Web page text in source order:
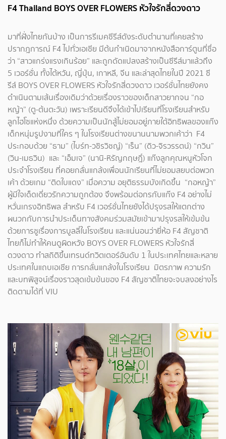
F4 Thailand BOYS OVER FLOWERS หัวใจรักสี่ดวงดาว
มาที่ฝั่งไทยกันบ้าง เป็นการรีเมคซีรีส์ดังระดับตำนานที่เคยสร้าง
ปรากฎการณ์ F4 ไปทั่วเอเชีย มีต้นกำเนิดมาจากหนังสือการ์ตูนที่ชื่อ
ว่า “สาวแกร่งแรงเกินร้อย” และถูกดัดแปลงสร้างเป็นซีรีส์มาแล้วถึง
5 เวอร์ชั่น ทั้งไต้หวัน, ญี่ปุ่น, เกาหลี, จีน และล่าสุดไทยในปี 2021 ซี
รีส์ BOYS OVER FLOWERS หัวใจรักสี่ดวงดาว เวอร์ชั่นไทยยังคง
ดำเนินตามเส้นเรื่องเดิมว่าด้วยเรื่องราวของเด็กสาวยากจน “กอ
หญ้า” (ตู-ต้นตะวัน) เพราะเรียนดีจึงได้เข้าไปเรียนที่โรงเรียนสำหรับ
ลูกไฮโซแห่งหนึ่ง ด้วยความเป็นนักสู้ไม่ยอมอยู่ภายใต้อิทธิพลของแก๊ง
เด็กหนุ่มรูปงามที่ใคร ๆ ในโรงเรียนต่างขนานนามพวกเค้าว่า F4
ประกอบด้วย “ธาม” (ไบร์ท-วชิรวิชญ์) “เร็น” (ดิว-จิรวรรตน์) “กวิน”
(วิน-เมธวิน) และ “เอ็มเจ” (นานิ-หิรัญกฤษฎิ์) แก๊งลูกคุณหนูหัวโจก
ประจำโรงเรียน ที่คอยกลั่นแกล้งเพื่อนนักเรียนที่ไม่ยอมสยบต่อพวก
เค้า ด้วยเกม “ติดใบแดง” เมื่อความ อยุติธรรมบังเกิดขึ้น “กอหญ้า”
ผู้มีใจเด็ดเดี่ยวรักความถูกต้อง จึงพร้อมต่อกรกับแก๊ง F4 อย่างไม่
หวั่นเกรงอิทธิพล สำหรับ F4 เวอร์ชั่นไทยยังได้ปรุงรสให้แตกต่าง
ผนวกกับการนำประเด็นทางสังคมร่วมสมัยเข้ามาปรุงรสให้เข้มข้น
ด้วยการชูเรื่องการบูลลี่ในโรงเรียน และแน่นอนว่ายี่ห้อ F4 สัญชาติ
ไทยก็ไม่ทำให้คนดูผิดหวัง BOYS OVER FLOWERS หัวใจรักสี่
ดวงดาว ทำสถิติขึ้นเทรนด์ทวิตเตอร์อันดับ 1 ในประเทศไทยและหลาย
ประเทศในแถบเอเชีย การกลั่นแกล้งในโรงเรียน มิตรภาพ ความรัก
และบทพิสูจน์เรื่องราวสุดเข้มข้นของ F4 สัญชาติไทยจะจบลงอย่างไร
ติดตามได้ที่ VIU